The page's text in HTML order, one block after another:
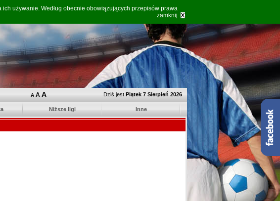
używanie. Według obecnie obowiązujących przepisów prawa
zamknij
A A A Dziś jest Piątek 7 Sierpień 2026
Niższe ligi Inne